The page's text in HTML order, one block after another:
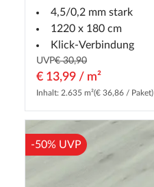
4,5/0,2 mm stark
1220 x 180 cm
Klick-Verbindung
UVP€ 30,90
€ 13,99 / m²
Inhalt: 2.635 m²(€ 36,86 / Paket)
-50% UVP